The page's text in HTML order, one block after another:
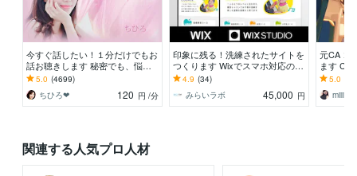
今すぐ話したい！１分だけでもお
話お聴きします 秘密でも、悩み
でも、甘えたいな～でも何でもO
Kです♪
5.0 (4699)
ちひろ❤
120 円 /分
印象に残る！洗練されたサイトを
つくります Wixでスマホ対応のサ
イト制作致します
4.9 (34)
みらいラボ
45,000 円
元CA コ
ます CA
達感覚
た！
5.0
関連する人気プロ人材